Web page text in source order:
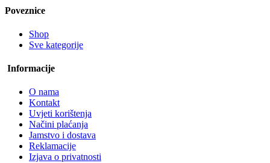
Poveznice
Shop
Sve kategorije
Informacije
O nama
Kontakt
Uvjeti korištenja
Načini plaćanja
Jamstvo i dostava
Reklamacije
Izjava o privatnosti